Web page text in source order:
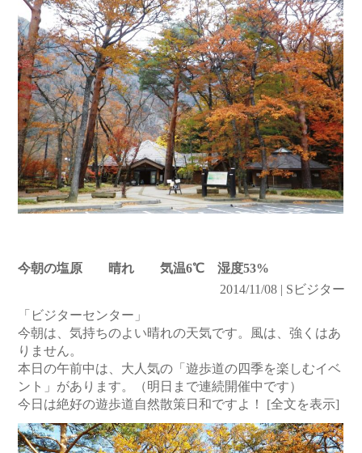
今朝の塩原 晴れ 気温6℃ 湿度53%
2014/11/08 | Sビジター
「ビジターセンター」
今朝は、気持ちのよい晴れの天気です。風は、強くはあ
りません。
本日の午前中は、大人気の「遊歩道の四季を楽しむイベ
ント」があります。（明日まで連続開催中です）
今日は絶好の遊歩道自然散策日和ですよ！ [全文を表示]